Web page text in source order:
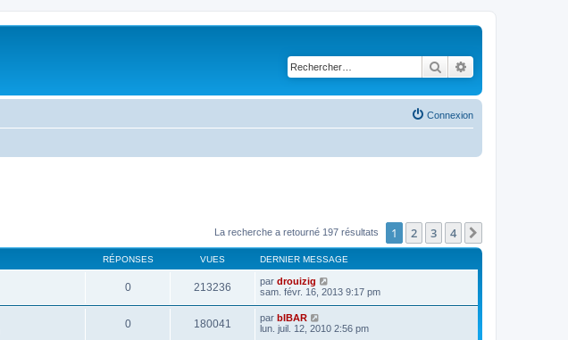
Rechercher
Connexion
La recherche a retourné 197 résultats 1 2 3 4
RÉPONSES VUES DERNIER MESSAGE
0 213236 par drouizig
sam. févr. 16, 2013 9:17 pm
0 180041 par bIBAR
lun. juil. 12, 2010 2:56 pm